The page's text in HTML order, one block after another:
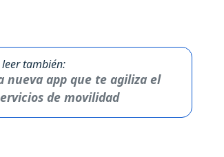
también:
nueva app que te agiliza el
de movilidad